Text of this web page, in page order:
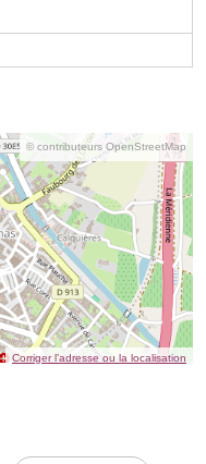
© contributeurs OpenStreetMap
Corriger l’adresse ou la localisation